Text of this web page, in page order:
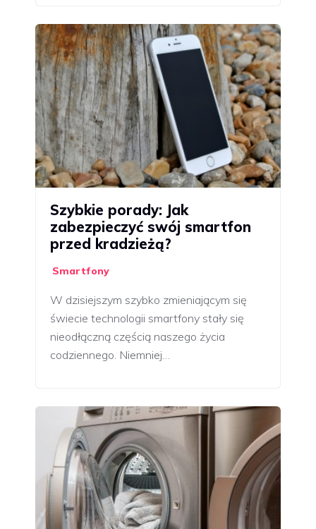
Szybkie porady: Jak
zabezpieczyć swój smartfon
przed kradzieżą?
Smartfony
W dzisiejszym szybko zmieniającym się
świecie technologii smartfony stały się
nieodłączną częścią naszego życia
codziennego. Niemniej…